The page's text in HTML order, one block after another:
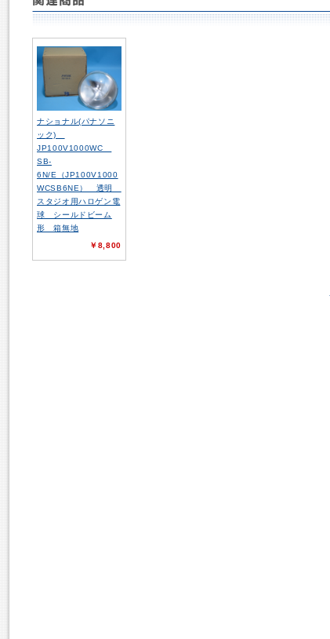
ナショナル(パナソニ
ック)
JP100V1000WC
SB-
6N/E（JP100V1000
WCSB6NE） 透明
スタジオ用ハロゲン電
球 シールドビーム
形 箱無地
￥8,800